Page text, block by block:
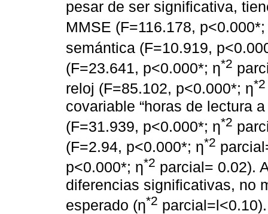
pesar de ser significativa,
MMSE (F=116.178,
semántica (F=10.919,
(F=23.641, p<0.000*; η*2
reloj (F=85.102, p<0.000*; η*2
covariable “horas de lectura
(F=31.939, p<0.000*; η*2
(F=2.94, p<0.000*; η*2
p<0.000*; η*2 parcial= 0.02).
diferencias significativas, no
esperado (η*2